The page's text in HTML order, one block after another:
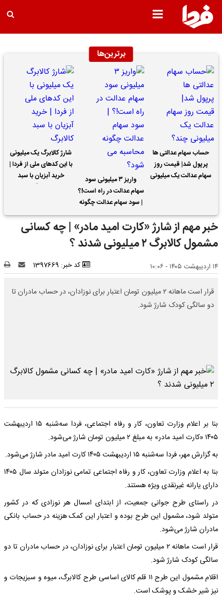
برترین‌ها
حساب سهام عدالتی ها
پرپول شد| قیمت روز
سهام عدالت یک میلیونی
واریز ۳ میلیونی سود
سهام عدالت در راه است!؟
| سود سهام عدالت چگونه
محاسبه می شود؟
شارژ کالابرگ یک میلیونی
با این کدهای ملی از فردا |
خرید آبزیان با سبد
خبر مهم از شارژ «کارت امید مادر» | چه کسانی
مشمول کالابرگ ۲ میلیونی شدند ؟
۱۴ اردیبهشت ۱۴۰۵ - ۱۰:۰۶ کد خبر: 1397669
قرار است ماهانه ۲ میلیون تومان اعتبار برای نوزادان، در حساب مادران تا
دو سالگی کودک شارژ شود.
بنا بر اعلام وزارت تعاون، کار و رفاه اجتماعی، فردا سه‌شنبه ۱۵ اردیبهشت
۱۴۰۵ «کارت امید مادر» به مبلغ ۲ میلیون تومان شارژ می‌شود.
به گزارش مهر، فردا سه‌شنبه ۱۵ اردیبهشت ۱۴۰۵ کارت امید مادر شارژ می‌شود.
بنا به اعلام وزارت تعاون، کار و رفاه اجتماعی تمامی نوزادان متولد سال ۱۴۰۵
دارای یارانه غیرنقدی ویژه هستند.
در راستای طرح جوانی جمعیت، از ابتدای امسال هر نوزادی که در کشور
متولد شود، مشمول این طرح بوده و اعتبار این کمک هزینه در حساب بانکی
مادران شارژ می‌شود.
قرار است ماهانه ۲ میلیون تومان اعتبار برای نوزادان، در حساب مادران تا دو
سالگی کودک شارژ شود.
اقلام مشمول این طرح ۱۱ قلم کالای اساسی طرح کالابرگ، میوه و سبزیجات و
نیز شیر خشک و پوشک است.